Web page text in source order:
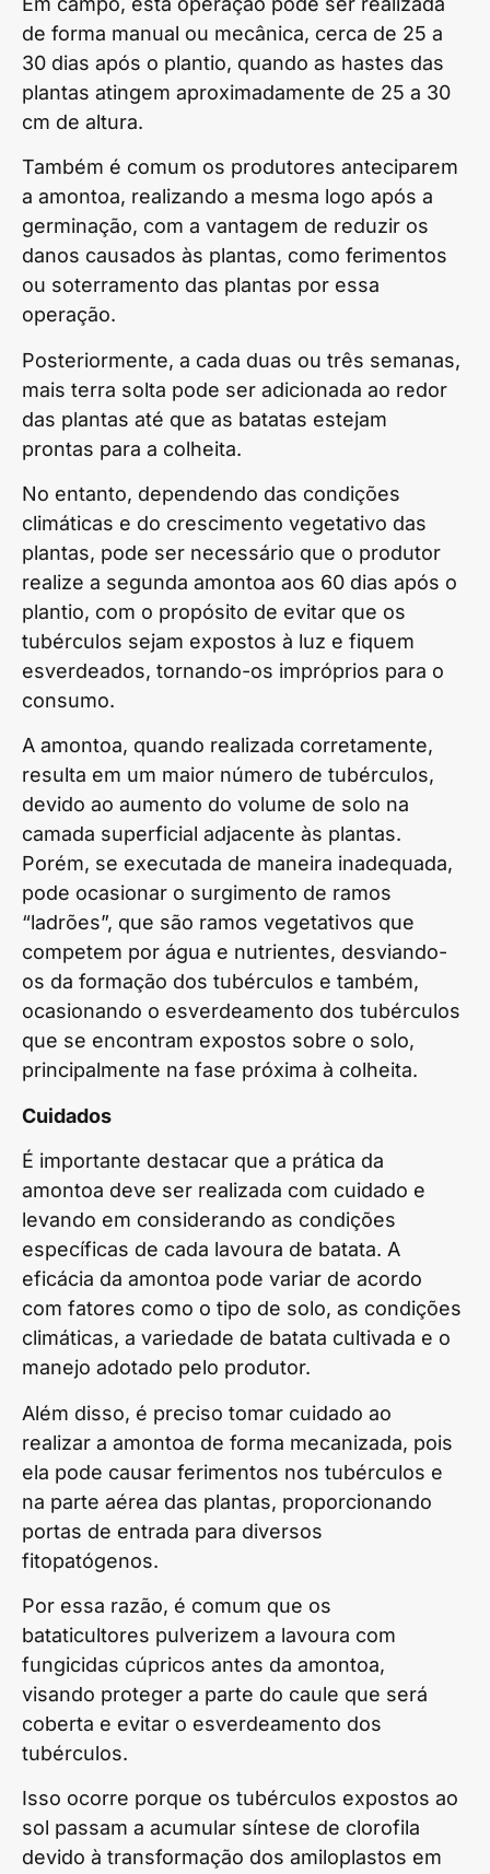
de forma manual ou mecânica, cerca de 25 a
30 dias após o plantio, quando as hastes das
plantas atingem aproximadamente de 25 a 30
cm de altura.
Também é comum os produtores anteciparem
a amontoa, realizando a mesma logo após a
germinação, com a vantagem de reduzir os
danos causados às plantas, como ferimentos
ou soterramento das plantas por essa
operação.
Posteriormente, a cada duas ou três semanas,
mais terra solta pode ser adicionada ao redor
das plantas até que as batatas estejam
prontas para a colheita.
No entanto, dependendo das condições
climáticas e do crescimento vegetativo das
plantas, pode ser necessário que o produtor
realize a segunda amontoa aos 60 dias após o
plantio, com o propósito de evitar que os
tubérculos sejam expostos à luz e fiquem
esverdeados, tornando-os impróprios para o
consumo.
A amontoa, quando realizada corretamente,
resulta em um maior número de tubérculos,
devido ao aumento do volume de solo na
camada superficial adjacente às plantas.
Porém, se executada de maneira inadequada,
pode ocasionar o surgimento de ramos
“ladrões”, que são ramos vegetativos que
competem por água e nutrientes, desviando-
os da formação dos tubérculos e também,
ocasionando o esverdeamento dos tubérculos
que se encontram expostos sobre o solo,
principalmente na fase próxima à colheita.
Cuidados
É importante destacar que a prática da
amontoa deve ser realizada com cuidado e
levando em considerando as condições
específicas de cada lavoura de batata. A
eficácia da amontoa pode variar de acordo
com fatores como o tipo de solo, as condições
climáticas, a variedade de batata cultivada e o
manejo adotado pelo produtor.
Além disso, é preciso tomar cuidado ao
realizar a amontoa de forma mecanizada, pois
ela pode causar ferimentos nos tubérculos e
na parte aérea das plantas, proporcionando
portas de entrada para diversos
fitopatógenos.
Por essa razão, é comum que os
bataticultores pulverizem a lavoura com
fungicidas cúpricos antes da amontoa,
visando proteger a parte do caule que será
coberta e evitar o esverdeamento dos
tubérculos.
Isso ocorre porque os tubérculos expostos ao
sol passam a acumular síntese de clorofila
devido à transformação dos amiloplastos em